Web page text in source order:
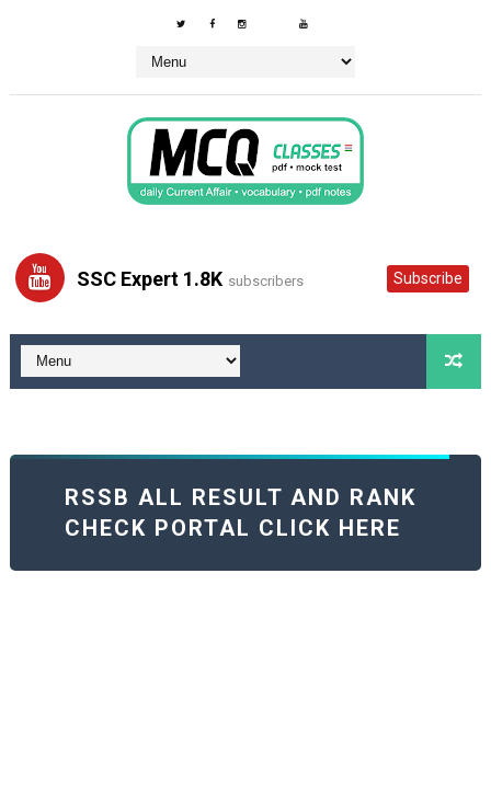
SSC Expert 1.8K subscribers Subscribe
RSSB ALL RESULT AND RANK
CHECK PORTAL CLICK HERE